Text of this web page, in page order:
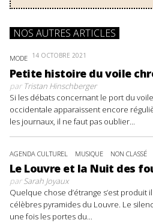
NOS AUTRES ARTICLES
MODE 14 OCTOBRE 2021
Petite histoire du voile
parTristan Hinschberger
Si les débats concernant le port du
occidentale apparaissent encore
les journaux, il ne faut pas oublier...
AGENDA CULTUREL MUSIQUE NON CLASSÉ
Le Louvre et la Nuit des
parSarah Joyaux
Quelque chose d’étrange s’est produit
célèbres pyramides du Louvre. Le
une fois les portes du...